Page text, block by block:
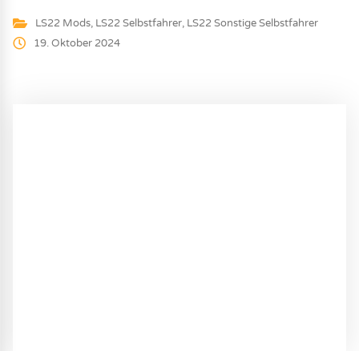
LS22 Mods, LS22 Selbstfahrer, LS22 Sonstige Selbstfahrer
19. Oktober 2024